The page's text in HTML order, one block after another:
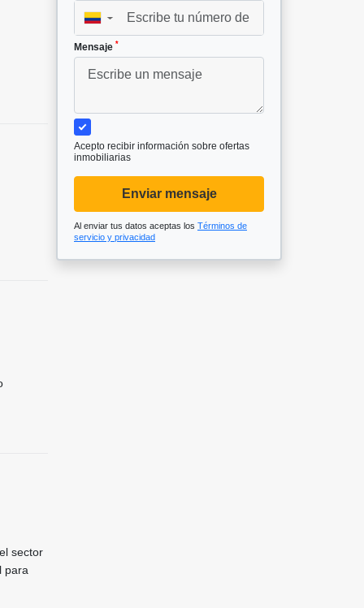
el sector
para
▼
Mensaje *
Acepto recibir información sobre ofertas
inmobiliarias
Enviar mensaje
Al enviar tus datos aceptas los Términos de
servicio y privacidad